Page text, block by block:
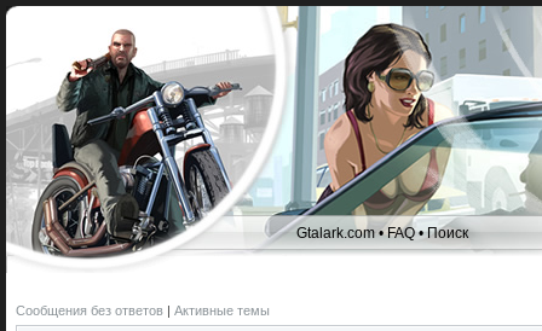
Gtalark.com •FAQ•Поиск
Сообщения без ответов | Активные темы